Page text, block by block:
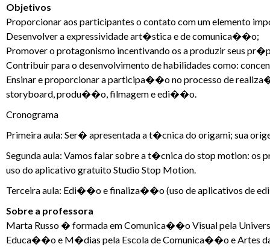
Objetivos
Proporcionar aos participantes o contato com um elemento
Desenvolver a expressividade art�stica e de comunica��o;
Promover o protagonismo incentivando os a produzir seus
Contribuir para o desenvolvimento de habilidades como:
Ensinar e proporcionar a participa��o no processo de
storyboard, produ��o, filmagem e edi��o.
Cronograma
Primeira aula: Ser� apresentada a t�cnica do origami; sua
Segunda aula: Vamos falar sobre a t�cnica do stop motion:
uso do aplicativo gratuito Studio Stop Motion.
Terceira aula: Edi��o e finaliza��o (uso de aplicativos de
Sobre a professora
Marta Russo � formada em Comunica��o Visual pela
Educa��o e M�dias pela Escola de Comunica��o e Artes